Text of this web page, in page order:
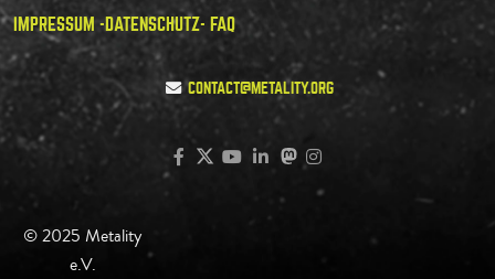
IMPRESSUM -DATENSCHUTZ- FAQ
CONTACT@METALITY.ORG
© 2025 Metality
e.V.